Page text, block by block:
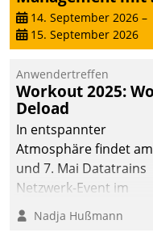
14. September 2026 –
15. September 2026
Anwendertreffen
Workout 2025:
Deload
In entspannter
Atmosphäre findet
und 7. Mai Datatrains
Netzwerk-Event im
Kunden- und
statt. Zentrale Frage:
Nadja Hußmann